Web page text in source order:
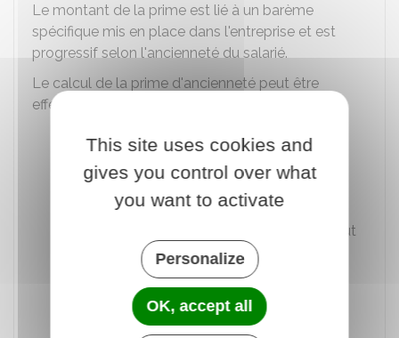
Le montant de la prime est lié à un barème
spécifique mis en place dans l'entreprise et est
progressif selon l'ancienneté du salarié.
Le calcul de la prime d'ancienneté peut être
effectué en fonction :
d'un montant forfaitaire
ou d'un pourcentage de votre salaire de
base
ou d'un pourcentage de votre salaire brut
ou d'un pourcentage du salaire minimal
conventionnel s'appliquant dans
l'entreprise.
This site uses cookies and
gives you control over what
you want to activate
Personalize
OK, accept all